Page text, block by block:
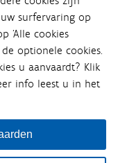
surfervaring op
‘Alle cookies
optionele cookies.
u aanvaardt? Klik
info leest u in het
Integraal
(CIW) is een
zijn. Ook
Deze
en